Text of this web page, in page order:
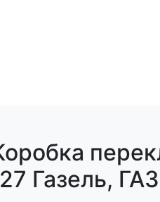
Газель,